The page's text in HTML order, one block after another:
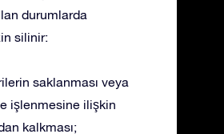
durumlarda
silinir:
saklanması veya
işlenmesine ilişkin
kalkması;